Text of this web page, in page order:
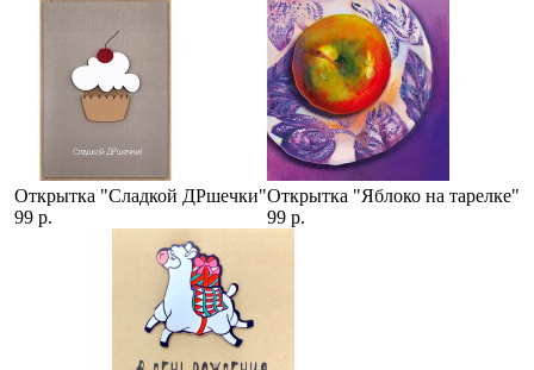
Открытка "Сладкой ДРшечки"
99 р.
Открытка "Яблоко на тарелке"
99 р.